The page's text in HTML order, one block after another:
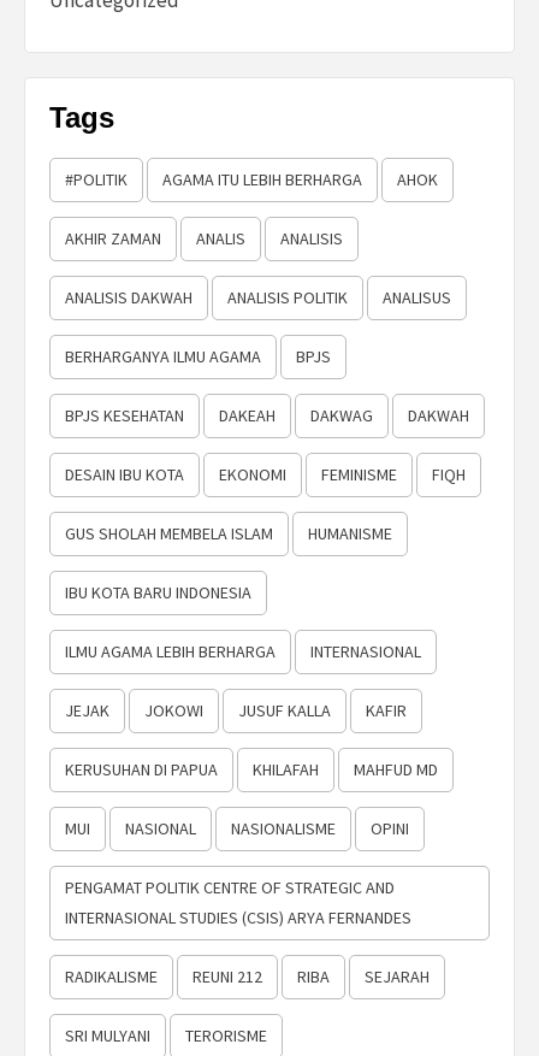
Tags
#POLITIK AGAMA ITU LEBIH BERHARGA AHOK
AKHIR ZAMAN ANALIS ANALISIS
ANALISIS DAKWAH ANALISIS POLITIK ANALISUS
BERHARGANYA ILMU AGAMA BPJS
BPJS KESEHATAN DAKEAH DAKWAG DAKWAH
DESAIN IBU KOTA EKONOMI FEMINISME FIQH
GUS SHOLAH MEMBELA ISLAM HUMANISME
IBU KOTA BARU INDONESIA
ILMU AGAMA LEBIH BERHARGA INTERNASIONAL
JEJAK JOKOWI JUSUF KALLA KAFIR
KERUSUHAN DI PAPUA KHILAFAH MAHFUD MD
MUI NASIONAL NASIONALISME OPINI
PENGAMAT POLITIK CENTRE OF STRATEGIC AND
INTERNASIONAL STUDIES (CSIS) ARYA FERNANDES
RADIKALISME REUNI 212 RIBA SEJARAH
SRI MULYANI TERORISME